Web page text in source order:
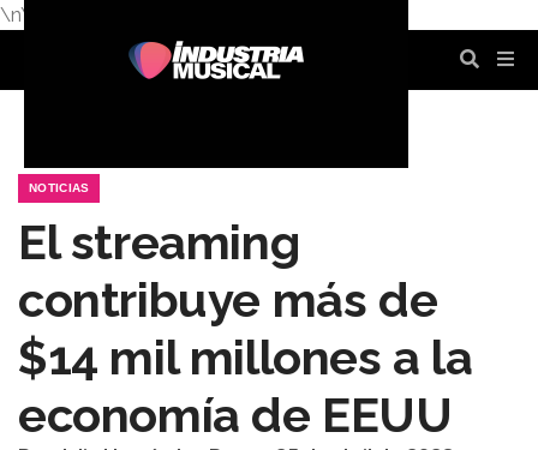
\n\n
NOTICIAS
El streaming
contribuye más de
$14 mil millones a la
economía de EEUU